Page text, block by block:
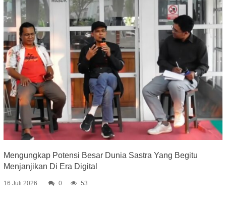
Mengungkap Potensi Besar Dunia Sastra Yang Begitu
Menjanjikan Di Era Digital
16 Juli 2026 0 53